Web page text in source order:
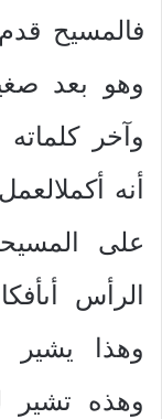
فالمسيح
وهو بعد
وآخر
أنه
على
الرأس
وهذا يشير
وهذه تشير